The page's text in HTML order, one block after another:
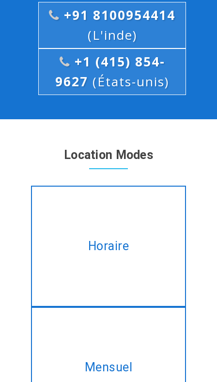
+91 8100954414
(L'inde)
+1 (415) 854-
9627 (États-unis)
Location Modes
Horaire
une base horaire sur mesure
Mensuel
d'acquérir le même Slimphp
Framework développement du